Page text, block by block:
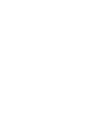
Размерная